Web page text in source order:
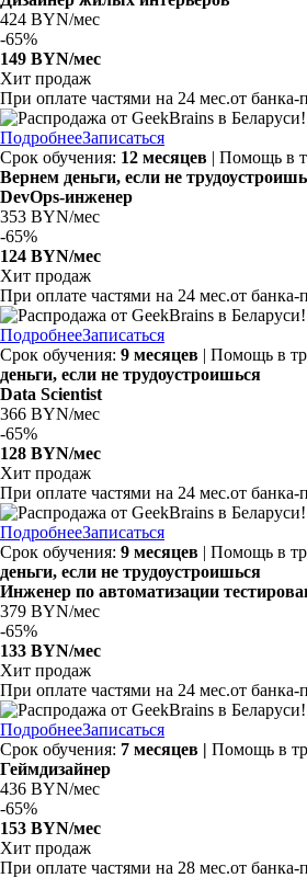
424 BYN/мес
-65%
149 BYN/мес
Хит продаж
При оплате частями на 24 мес.от банка-
ПодробнееЗаписаться
Срок обучения: 12 месяцев | Помощь в
Вернем деньги, если не
DevOps-инженер
353 BYN/мес
-65%
124 BYN/мес
Хит продаж
При оплате частями на 24 мес.от банка-
ПодробнееЗаписаться
Срок обучения: 9 месяцев | Помощь в
деньги, если не трудоустроишься
Data Scientist
366 BYN/мес
-65%
128 BYN/мес
Хит продаж
При оплате частями на 24 мес.от банка-
ПодробнееЗаписаться
Срок обучения: 9 месяцев | Помощь в
деньги, если не трудоустроишься
Инженер по автоматизации
379 BYN/мес
-65%
133 BYN/мес
Хит продаж
При оплате частями на 24 мес.от банка-
ПодробнееЗаписаться
Срок обучения: 7 месяцев | Помощь в
Геймдизайнер
436 BYN/мес
-65%
153 BYN/мес
Хит продаж
При оплате частями на 28 мес.от банка-